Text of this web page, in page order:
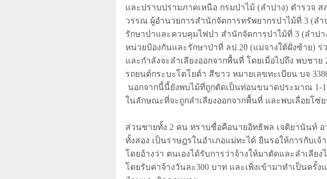
และปราบปรามภาคเหนือ กรมป่าไม้ (ลำปาง) ตำรวจ
วรรณ ผู้อำนวยการสำนักจัดการทรัพยากรป่าไม้ที่ 3 (ล
รักษาป่าและควบคุมไฟป่า สำนักจัดการป่าไม้ที่ 3 (ลำ
หน่วยป้องกันและรักษาป่าที่ ลป.20 (แม่จางใต้ฝั่งซ้าย)
และกำลังจะลำเลียงออกจากพื้นที่ โดยเมื่อไปถึง พบชา
รถยนต์กระบะโตโยต้า สีขาว หมายเลขทะเบียน บจ
นอกจากนี้นี้ยังพบไม้ที่ถูกตัดเป็นท่อนขนาดประมาณ 1-
ในลักษณะที่จะถูกลำเลียงออกจากพื้นที่ และพบเลื่อยโซ่ย
ส่วนชายทั้ง 2 คน ทราบชื่อคือนายอิทธิพล เจติยานันท์
ทั้งสอง เป็นราษฎรในอำเภอแม่ทะได้ ยืนรอให้การกับเ
โดยอ้างว่า ตนเองได้รับการว่าจ้างให้มาตัดและลำเลีย
โดยรับค่าจ้างวันละ300 บาท และเพิ่งเข้ามาทำเป็นครั้